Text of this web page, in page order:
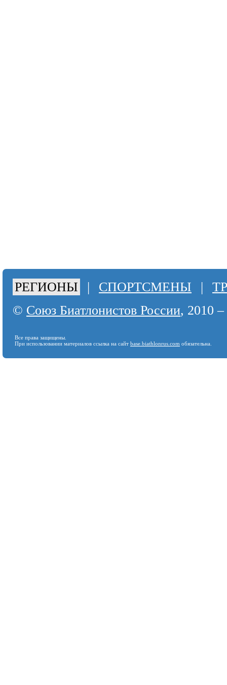
РЕГИОНЫ | СПОРТСМЕНЫ |
© Союз Биатлонистов России, 2010
Все права защищены.
При использовании материалов ссылка на сайт base.biathlonrus.com обязательна.